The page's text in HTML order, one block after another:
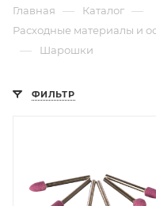
Главная — Каталог —
Расходные материалы и
— Шарошки
ФИЛЬТР